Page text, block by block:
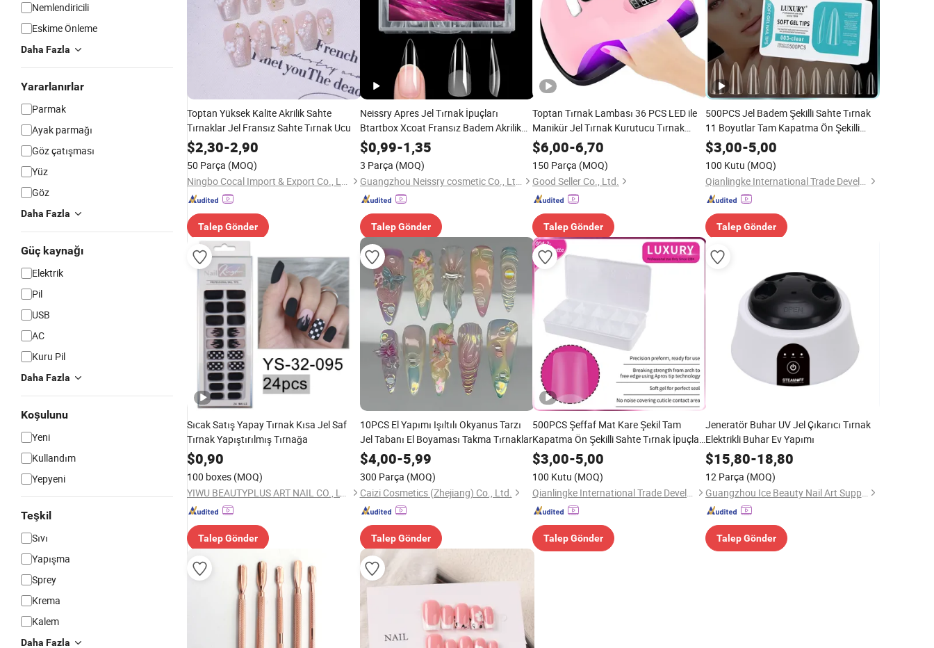
Nemlendiricili
Eskime Önleme
Daha Fazla
Yararlanırlar
Parmak
Ayak parmağı
Göz çatışması
Yüz
Göz
Daha Fazla
Güç kaynağı
Elektrik
Pil
USB
AC
Kuru Pil
Daha Fazla
Koşulunu
Yeni
Kullandım
Yepyeni
Teşkil
Sıvı
Yapışma
Sprey
Krema
Kalem
Daha Fazla
Toptan Yüksek Kalite Akrilik Sahte
Tırnaklar Jel Fransız Sahte Tırnak Ucu
$2,30-2,90
50 Parça (MOQ)
Ningbo Cocal Import & Export Co., Ltd
Talep Gönder
Neissry Apres Jel Tırnak İpuçları
Btartbox Xcoat Fransız Badem Akrilik
Sahte Uç Renk Tablosu Kare C Kavis Yok
Fırça Kolinsky
$0,99-1,35
3 Parça (MOQ)
Guangzhou Neissry cosmetic Co., Ltd.
Talep Gönder
Toptan Tırnak Lambası 36 PCS LED ile
Manikür Jel Tırnak Kurutucu Tırnak
Cilası Lambası
$6,00-6,70
150 Parça (MOQ)
Good Seller Co., Ltd.
Talep Gönder
500PCS Jel Badem Şekilli Sahte Tırnak
11 Boyutlar Tam Kapatma Ön Şekilli
Akrilik Sahte Tırnaklar DIY Tırnak Salonu
için
$3,00-5,00
100 Kutu (MOQ)
Qianlingke International Trade Development (Guangzhou) Co., Ltd.
Talep Gönder
Sıcak Satış Yapay Tırnak Kısa Jel Saf
Tırnak Yapıştırılmış Tırnağa
$0,90
100 boxes (MOQ)
YIWU BEAUTYPLUS ART NAIL CO., LTD.
Talep Gönder
10PCS El Yapımı Işıltılı Okyanus Tarzı
Jel Tabanı El Boyaması Takma Tırnaklar
$4,00-5,99
300 Parça (MOQ)
Caizi Cosmetics (Zhejiang) Co., Ltd.
Talep Gönder
500PCS Şeffaf Mat Kare Şekil Tam
Kapatma Ön Şekilli Sahte Tırnak İpuçları
11 Boyutlar Jel Sahte Tırnaklar
Uzantılar için DIY Tırnak Salonu
$3,00-5,00
100 Kutu (MOQ)
Qianlingke International Trade Development (Guangzhou) Co., Ltd.
Talep Gönder
Jeneratör Buhar UV Jel Çıkarıcı Tırnak
Elektrikli Buhar Ev Yapımı
$15,80-18,80
12 Parça (MOQ)
Guangzhou Ice Beauty Nail Art Supplies Co., Ltd.
Talep Gönder